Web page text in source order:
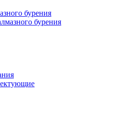
бурения
бурения